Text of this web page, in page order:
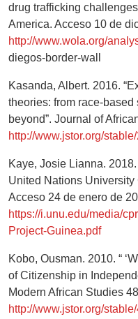
drug trafficking
America. Acceso 10 de
http://www.wola.org/
diegos-border-wall
Kasanda, Albert. 2016.
theories: from race-
beyond”. Journal of
http://www.jstor.org/
Kaye, Josie Lianna.
United Nations
Acceso 24 de enero de
https://i.unu.edu/media/
Project-Guinea.pdf
Kobo, Ousman. 2010. “
of Citizenship in
Modern African Studies
http://www.jstor.org/